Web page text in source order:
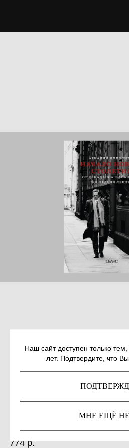
Наш сайт доступен только
лет. Подтвердите, что
МНЕ ЕЩЁ
СТОЛЕТИЯ. ОТ
774 р.